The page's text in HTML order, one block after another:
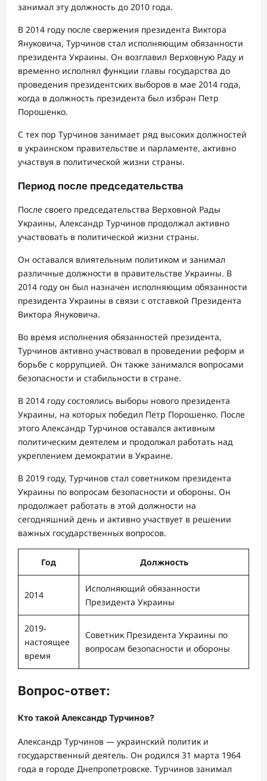
занимал эту должность до 2010 года.
В 2014 году после свержения президента Виктора
Януковича, Турчинов стал исполняющим обязанности
президента Украины. Он возглавил Верховную Раду и
временно исполнял функции главы государства до
проведения президентских выборов в мае 2014 года,
когда в должность президента был избран Петр
Порошенко.
С тех пор Турчинов занимает ряд высоких должностей
в украинском правительстве и парламенте, активно
участвуя в политической жизни страны.
Период после председательства
После своего председательства Верховной Рады
Украины, Александр Турчинов продолжал активно
участвовать в политической жизни страны.
Он оставался влиятельным политиком и занимал
различные должности в правительстве Украины. В
2014 году он был назначен исполняющим обязанности
президента Украины в связи с отставкой Президента
Виктора Януковича.
Во время исполнения обязанностей президента,
Турчинов активно участвовал в проведении реформ и
борьбе с коррупцией. Он также занимался вопросами
безопасности и стабильности в стране.
В 2014 году состоялись выборы нового президента
Украины, на которых победил Петр Порошенко. После
этого Александр Турчинов оставался активным
политическим деятелем и продолжал работать над
укреплением демократии в Украине.
В 2019 году, Турчинов стал советником президента
Украины по вопросам безопасности и обороны. Он
продолжает работать в этой должности на
сегодняшний день и активно участвует в решении
важных государственных вопросов.
Год Должность
2014
Исполняющий обязанности
Президента Украины
2019-
настоящее
время
Советник Президента Украины по
вопросам безопасности и обороны
Вопрос-ответ:
Кто такой Александр Турчинов?
Александр Турчинов — украинский политик и
государственный деятель. Он родился 31 марта 1964
года в городе Днепропетровске. Турчинов занимал